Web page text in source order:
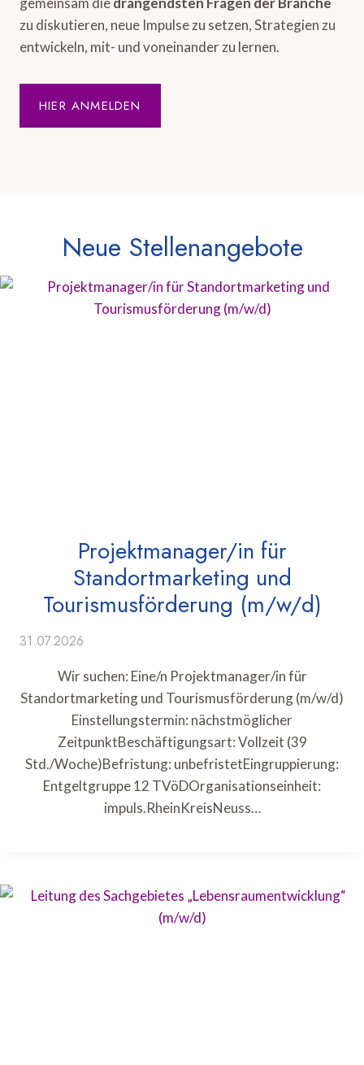
zu diskutieren, neue Impulse zu setzen, Strategien zu
entwickeln, mit- und voneinander zu lernen.
HIER ANMELDEN
Neue Stellenangebote
Projektmanager/in für
Standortmarketing und
Tourismusförderung (m/w/d)
31.07.2026
Wir suchen: Eine/n Projektmanager/in für
Standortmarketing und Tourismusförderung (m/w/d)
Einstellungstermin: nächstmöglicher
ZeitpunktBeschäftigungsart: Vollzeit (39
Std./Woche)Befristung: unbefristetEingruppierung:
Entgeltgruppe 12 TVöDOrganisationseinheit:
impuls.RheinKreisNeuss…